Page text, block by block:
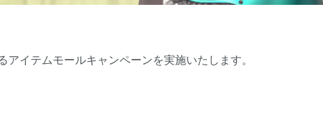
イテムモールキャンペーンを実施いたします。